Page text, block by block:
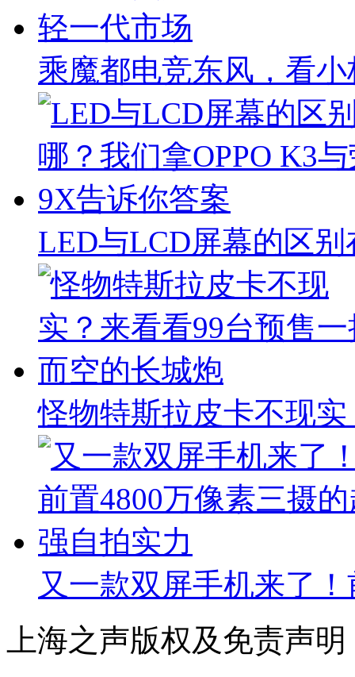
乘魔都电竞东风，看
LED与LCD屏幕的区别
怪物特斯拉皮卡不现
又一款双屏手机来了
上海之声版权及免责声明